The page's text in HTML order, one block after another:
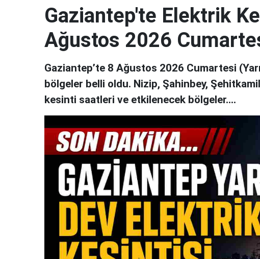
Gaziantep'te Elektrik
Ağustos 2026
Gaziantep’te 8 Ağustos 2026 Cumartesi
bölgeler belli oldu. Nizip, Şahinbey,
kesinti saatleri ve etkilenecek bölgeler....